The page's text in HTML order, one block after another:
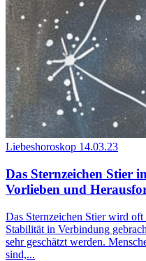
Liebeshoroskop 14.03.23
Das Sternzeichen Stier
Vorlieben und
Das Sternzeichen Stier wird
Stabilität in Verbindung
sehr geschätzt werden.
sind,...